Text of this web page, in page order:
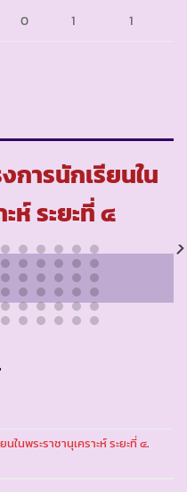
0 1 1
การนักเรียนใน
ห์ ระยะที่ ๔
นในพระราชานุเคราะห์ ระยะที่ ๔.